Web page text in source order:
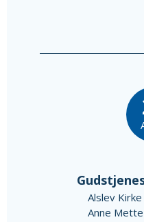
Alslev
Anne